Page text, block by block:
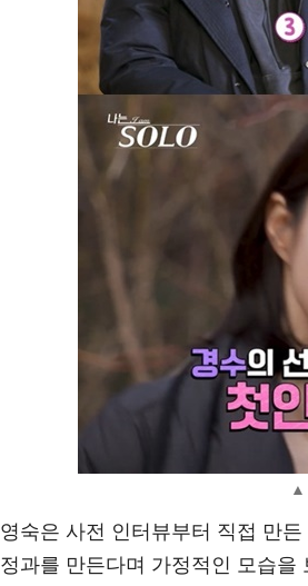
▲
영숙은 사전 인터뷰부터 직접 만
정과를 만든다며 가정적인 모습을